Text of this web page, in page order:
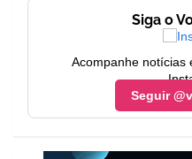
Siga o
Acompanhe notícias
Seguir